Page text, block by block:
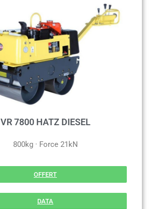
VR 7800 HATZ DIESEL
800kg · Force 21kN
OFFERT
DATA